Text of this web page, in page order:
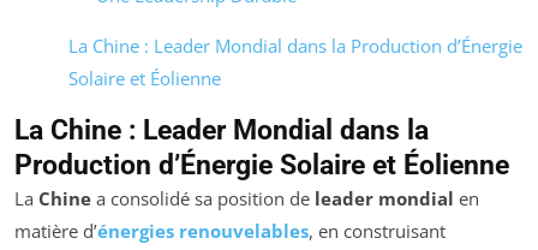
La Chine : Leader Mondial dans la Production d’Énergie
Solaire et Éolienne
La Chine : Leader Mondial dans la
Production d’Énergie Solaire et Éolienne
La Chine a consolidé sa position de leader mondial en
matière d’énergies renouvelables, en construisant